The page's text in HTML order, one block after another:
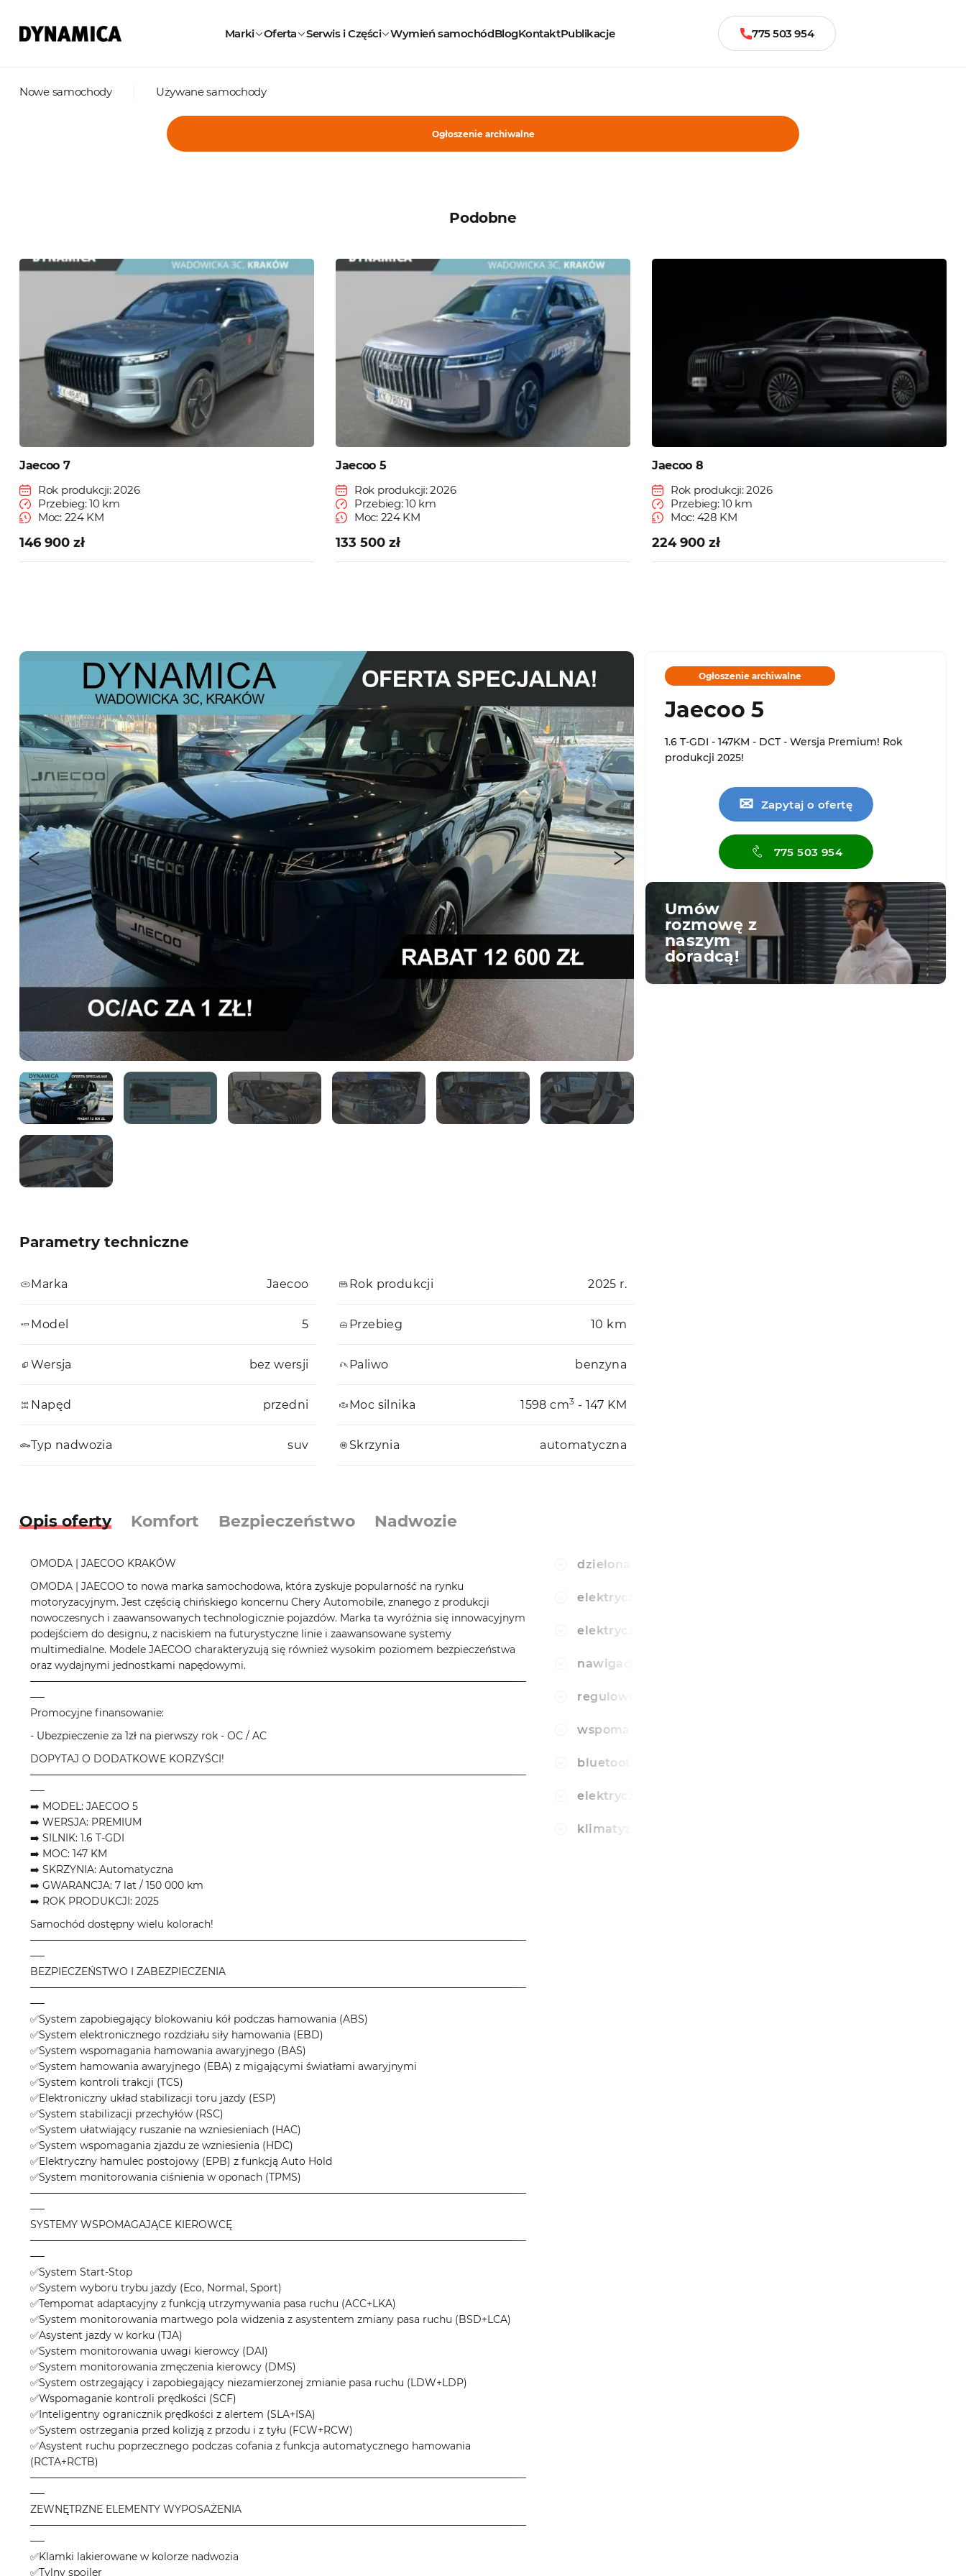
Marki Oferta Serwis i Części Wymień samochódBlogKontaktPublikacje 775 503 954
Nowe samochody Używane samochody
Ogłoszenie archiwalne
Podobne
Jaecoo 7
Rok produkcji: 2026
Przebieg: 10 km
Moc: 224 KM
146 900 zł
Jaecoo 5
Rok produkcji: 2026
Przebieg: 10 km
Moc: 224 KM
133 500 zł
Jaecoo 8
Rok produkcji: 2026
Przebieg: 10 km
Moc: 428 KM
224 900 zł
Parametry techniczne
Marka Jaecoo
Model 5
Wersja bez wersji
Napęd przedni
Typ nadwozia suv
Rok produkcji 2025 r.
Przebieg 10 km
Paliwo benzyna
Moc silnika 1598 cm3 - 147 KM
Skrzynia automatyczna
Opis oferty Komfort Bezpieczeństwo Nadwozie
OMODA | JAECOO KRAKÓW
OMODA | JAECOO to nowa marka samochodowa, która zyskuje popularność na rynku
motoryzacyjnym. Jest częścią chińskiego koncernu Chery Automobile, znanego z produkcji
nowoczesnych i zaawansowanych technologicznie pojazdów. Marka ta wyróżnia się innowacyjnym
podejściem do designu, z naciskiem na futurystyczne linie i zaawansowane systemy
multimedialne. Modele JAECOO charakteryzują się również wysokim poziomem bezpieczeństwa
oraz wydajnymi jednostkami napędowymi.
─────────────────────────────────────────────────────────────────────
──
Promocyjne finansowanie:
- Ubezpieczenie za 1zł na pierwszy rok - OC / AC
DOPYTAJ O DODATKOWE KORZYŚCI!
─────────────────────────────────────────────────────────────────────
──
➡️ MODEL: JAECOO 5
➡️ WERSJA: PREMIUM
➡️ SILNIK: 1.6 T-GDI
➡️ MOC: 147 KM
➡️ SKRZYNIA: Automatyczna
➡️ GWARANCJA: 7 lat / 150 000 km
➡️ ROK PRODUKCJI: 2025
Samochód dostępny wielu kolorach!
─────────────────────────────────────────────────────────────────────
──
BEZPIECZEŃSTWO I ZABEZPIECZENIA
─────────────────────────────────────────────────────────────────────
──
✅System zapobiegający blokowaniu kół podczas hamowania (ABS)
✅System elektronicznego rozdziału siły hamowania (EBD)
✅System wspomagania hamowania awaryjnego (BAS)
✅System hamowania awaryjnego (EBA) z migającymi światłami awaryjnymi
✅System kontroli trakcji (TCS)
✅Elektroniczny układ stabilizacji toru jazdy (ESP)
✅System stabilizacji przechyłów (RSC)
✅System ułatwiający ruszanie na wzniesieniach (HAC)
✅System wspomagania zjazdu ze wzniesienia (HDC)
✅Elektryczny hamulec postojowy (EPB) z funkcją Auto Hold
✅System monitorowania ciśnienia w oponach (TPMS)
─────────────────────────────────────────────────────────────────────
──
SYSTEMY WSPOMAGAJĄCE KIEROWCĘ
─────────────────────────────────────────────────────────────────────
──
✅System Start-Stop
✅System wyboru trybu jazdy (Eco, Normal, Sport)
✅Tempomat adaptacyjny z funkcją utrzymywania pasa ruchu (ACC+LKA)
✅System monitorowania martwego pola widzenia z asystentem zmiany pasa ruchu (BSD+LCA)
✅Asystent jazdy w korku (TJA)
✅System monitorowania uwagi kierowcy (DAI)
✅System monitorowania zmęczenia kierowcy (DMS)
✅System ostrzegający i zapobiegający niezamierzonej zmianie pasa ruchu (LDW+LDP)
✅Wspomaganie kontroli prędkości (SCF)
✅Inteligentny ogranicznik prędkości z alertem (SLA+ISA)
✅System ostrzegania przed kolizją z przodu i z tyłu (FCW+RCW)
✅Asystent ruchu poprzecznego podczas cofania z funkcja automatycznego hamowania
(RCTA+RCTB)
─────────────────────────────────────────────────────────────────────
──
ZEWNĘTRZNE ELEMENTY WYPOSAŻENIA
─────────────────────────────────────────────────────────────────────
──
✅Klamki lakierowane w kolorze nadwozia
✅Tylny spojler
dzielona tylna kanapa
elektryczne szyby przednie
elektryczne lusterka
nawigacja satelitarna
regulowana kierownica
wspomaganie kierownicy
bluetooth
elektrycznie ustawiane fotele
klimatyzowany schowek
Ogłoszenie archiwalne
Jaecoo 5
1.6 T-GDI - 147KM - DCT - Wersja Premium! Rok
produkcji 2025!
✉ Zapytaj o ofertę
775 503 954
Umów
rozmowę z
naszym
doradcą!